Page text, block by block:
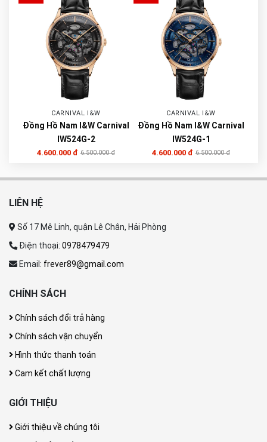
CARNIVAL I&W
Đồng Hồ Nam I&W Carnival
IW524G-2
4.600.000 đ 6.500.000 đ
CARNIVAL I&W
Đồng Hồ Nam I&W Carnival
IW524G-1
4.600.000 đ 6.500.000 đ
LIÊN HỆ
Số 17 Mê Linh, quận Lê Chân, Hải Phòng
Điện thoại: 0978479479
Email: frever89@gmail.com
CHÍNH SÁCH
Chính sách đổi trả hàng
Chính sách vận chuyển
Hình thức thanh toán
Cam kết chất lượng
GIỚI THIỆU
Giới thiệu về chúng tôi